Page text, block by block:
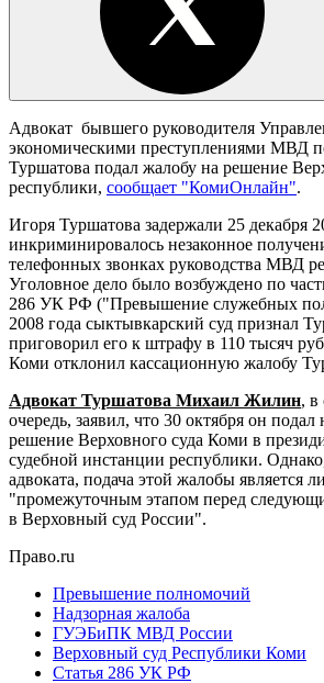
Адвокат бывшего руководителя
экономическими преступлениями МВД
Туршатова подал жалобу на решение
республики, сообщает "КомиОнлайн".
Игоря Туршатова задержали 25 декабря
инкриминировалось незаконное
телефонных звонках руководства МВД
Уголовное дело было возбуждено по
286 УК РФ ("Превышение служебных
2008 года сыктывкарский суд признал
приговорил его к штрафу в 110 тысяч
Коми отклонил кассационную жалобу
Адвокат Туршатова Михаил Жилин, в
очередь, заявил, что 30 октября он
решение Верховного суда Коми в
судебной инстанции республики.
адвоката, подача этой жалобы является
"промежуточным этапом перед
в Верховный суд России".
Право.ru
Превышение полномочий
Надзорная жалоба
ГУЭБиПК МВД России
Верховный суд Республики Коми
Статья 286 УК РФ